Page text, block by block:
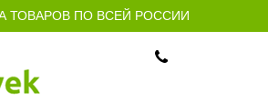
ТОВАРОВ ПО ВСЕЙ РОССИИ